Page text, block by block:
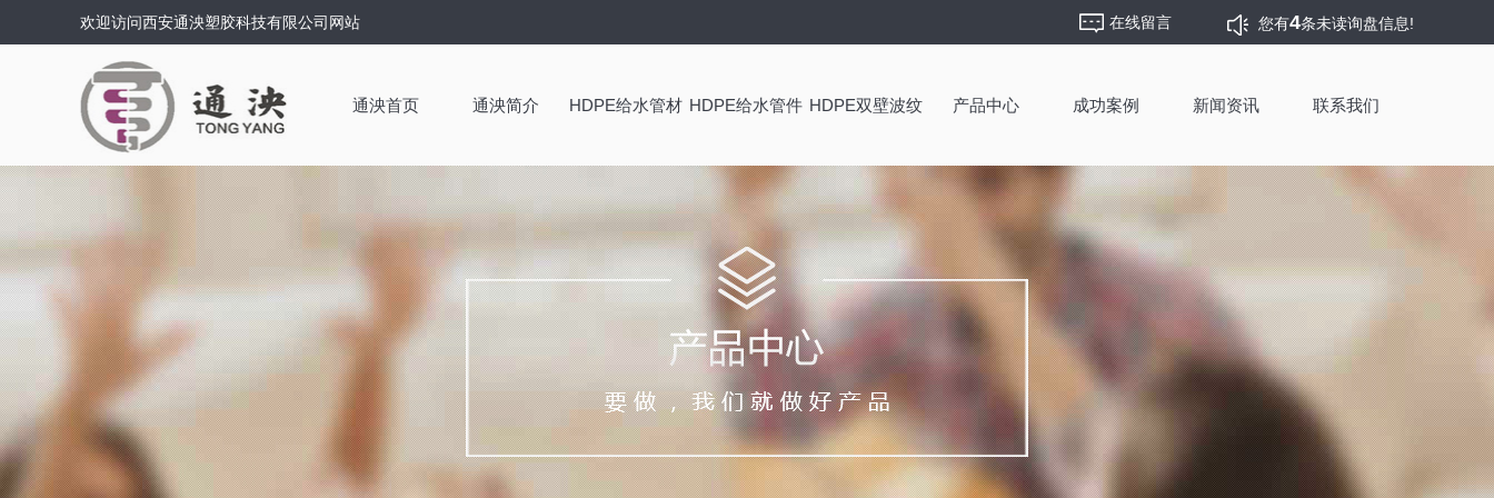
欢迎访问西安通泱塑胶科技有限公司网站 您有4条未读询盘信息!
在线留言
通泱首页 通泱简介 HDPE给水管材 HDPE给水管件 HDPE双壁波纹 产品中心 成功案例 新闻资讯 联系我们